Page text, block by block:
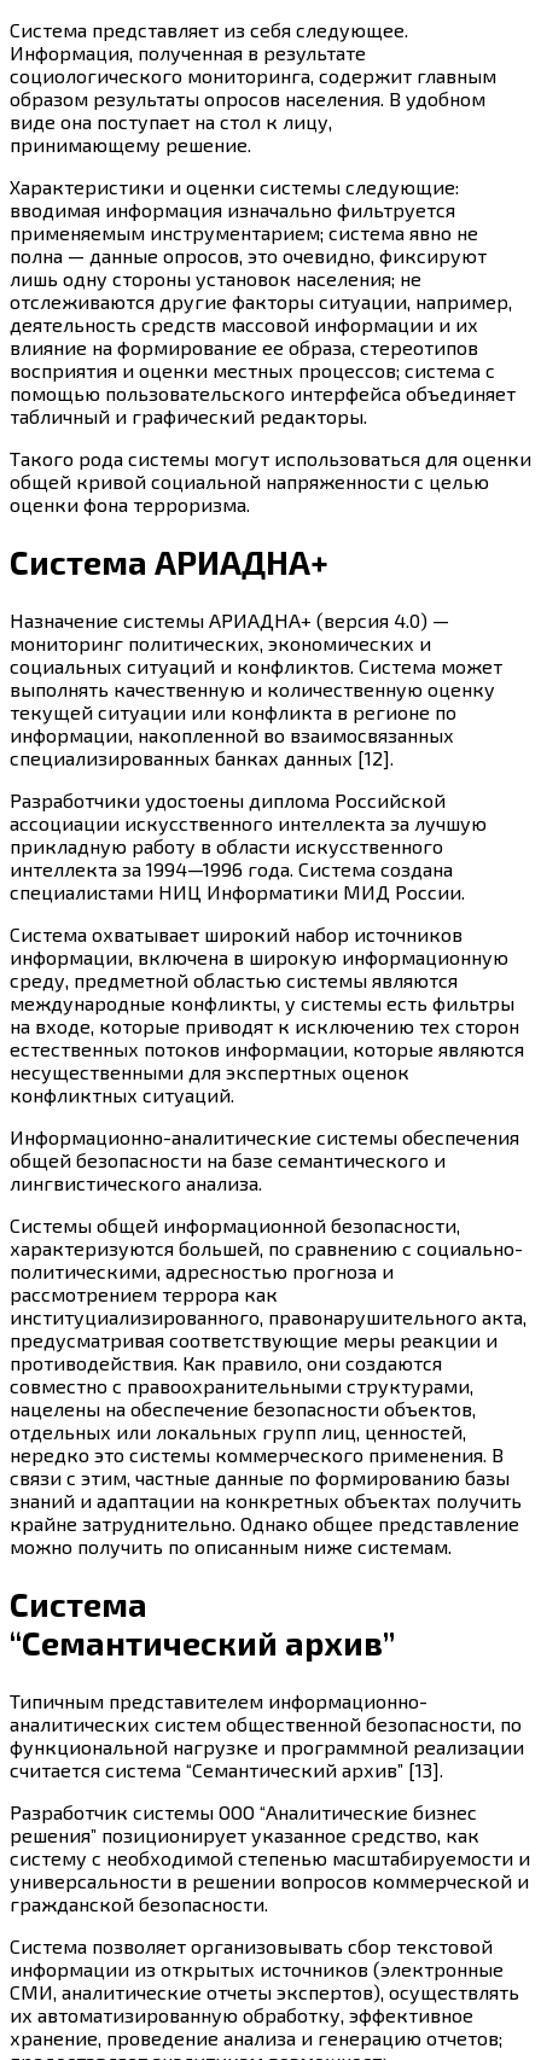
Система представляет из себя следующее.
Информация, полученная в результате
социологического мониторинга, содержит главным
образом результаты опросов населения. В удобном
виде она поступает на стол к лицу,
принимающему решение.
Характеристики и оценки системы следующие:
вводимая информация изначально фильтруется
применяемым инструментарием; система явно не
полна — данные опросов, это очевидно, фиксируют
лишь одну стороны установок населения; не
отслеживаются другие факторы ситуации, например,
деятельность средств массовой информации и их
влияние на формирование ее образа, стереотипов
восприятия и оценки местных процессов; система с
помощью пользовательского интерфейса объединяет
табличный и графический редакторы.
Такого рода системы могут использоваться для оценки
общей кривой социальной напряженности с целью
оценки фона терроризма.
Система АРИАДНА+
Назначение системы АРИАДНА+ (версия 4.0) —
мониторинг политических, экономических и
социальных ситуаций и конфликтов. Система может
выполнять качественную и количественную оценку
текущей ситуации или конфликта в регионе по
информации, накопленной во взаимосвязанных
специализированных банках данных [12].
Разработчики удостоены диплома Российской
ассоциации искусственного интеллекта за лучшую
прикладную работу в области искусственного
интеллекта за 1994—1996 года. Система создана
специалистами НИЦ Информатики МИД России.
Система охватывает широкий набор источников
информации, включена в широкую информационную
среду, предметной областью системы являются
международные конфликты, у системы есть фильтры
на входе, которые приводят к исключению тех сторон
естественных потоков информации, которые являются
несущественными для экспертных оценок
конфликтных ситуаций.
Информационно-аналитические системы обеспечения
общей безопасности на базе семантического и
лингвистического анализа.
Системы общей информационной безопасности,
характеризуются большей, по сравнению с социально-
политическими, адресностью прогноза и
рассмотрением террора как
институциализированного, правонарушительного акта,
предусматривая соответствующие меры реакции и
противодействия. Как правило, они создаются
совместно с правоохранительными структурами,
нацелены на обеспечение безопасности объектов,
отдельных или локальных групп лиц, ценностей,
нередко это системы коммерческого применения. В
связи с этим, частные данные по формированию базы
знаний и адаптации на конкретных объектах получить
крайне затруднительно. Однако общее представление
можно получить по описанным ниже системам.
Система
“Семантический архив”
Типичным представителем информационно-
аналитических систем общественной безопасности, по
функциональной нагрузке и программной реализации
считается система “Семантический архив” [13].
Разработчик системы ООО “Аналитические бизнес
решения” позиционирует указанное средство, как
систему с необходимой степенью масштабируемости и
универсальности в решении вопросов коммерческой и
гражданской безопасности.
Система позволяет организовывать сбор текстовой
информации из открытых источников (электронные
СМИ, аналитические отчеты экспертов), осуществлять
их автоматизированную обработку, эффективное
хранение, проведение анализа и генерацию отчетов;